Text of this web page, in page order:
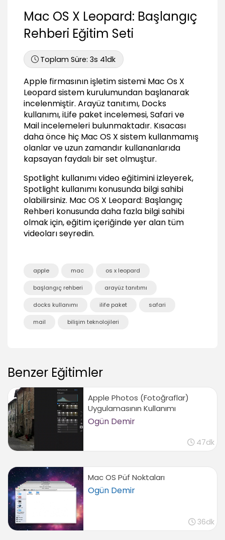
Arama Yönetimi
Spotlight kullanımı
Spotlight tercihleri, akıllı klasör kullanımı
07:09
Dock Kullanımı
Dock tanıtımı
02:13
Yığınlar oluşturma (Stacks)
03:17
Dock yapılandırma, çöp kutusu ve çıkarma
özellikleri (Trash, Eject)
06:18
Tercihler (Preferences)
Kişisel tercihleri ayarlama (Personal
Preferences)
12:37
İnternet tercihlerini ayarlama (Internet
03:20
Sistem tercihlerini ayarlama (System
Preferences)
15:48
Disk özellikleri (Disk Utility)
01:32
Yazı düzenleme programı ve Preview
(TextEdit)
Yazı düzenleme
02:43
Fotoğrafları önizleme (Preview)
PDF dosyalarını önizleme (Preview)
03:50
Safari giriş, Top sites
04:29
Mac OS X Leopard: Başlangıç
Rehberi Eğitim Seti
Toplam Süre:3s 41dk
Apple firmasının işletim sistemi Mac Os X
Leopard sistem kurulumundan başlanarak
incelenmiştir. Arayüz tanıtımı, Docks
kullanımı, iLife paket incelemesi, Safari ve
Mail incelemeleri bulunmaktadır. Kısacası
daha önce hiç Mac OS X sistem kullanmamış
olanlar ve uzun zamandır kullananlarıda
kapsayan faydalı bir set olmuştur.
Spotlight kullanımı video eğitimini izleyerek,
Spotlight kullanımı konusunda bilgi sahibi
olabilirsiniz. Mac OS X Leopard: Başlangıç
Rehberi konusunda daha fazla bilgi sahibi
olmak için, eğitim içeriğinde yer alan tüm
videoları seyredin.
apple mac os x leopard
başlangıç rehberi arayüz tanıtımı
docks kullanımı ilife paket safari
mail bilişim teknolojileri
Benzer Eğitimler
Apple Photos (Fotoğraflar)
Uygulamasının Kullanımı
Ogün Demir
47dk
Mac OS Püf Noktaları
Ogün Demir
36dk